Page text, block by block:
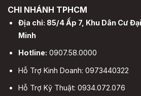
CHI NHÁNH TPHCM
Địa chỉ: 85/4 Ấp 7, Khu Dân Cư
Minh
Hotline: 0907.58.0000
Hỗ Trợ Kinh Doanh: 0973440322
Hỗ Trợ Kỹ Thuật: 0934.072.076